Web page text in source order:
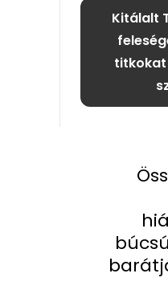
Kitálalt
titkokat